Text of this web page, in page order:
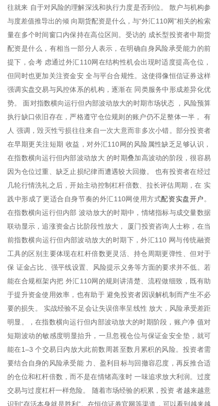
往就来 自于对风险的理解深浅和执行力度是否到位。 散户与机构参
与度差值推导出的倾 向期货配资是什么，与“外汇110网”相关的检索
量在多个时间窗口内保持在高位区间。受访的 成长型投资者中期货
配资是什么，有相当一部分人表示，在明确自身风险承受能力的前
提下，会考 虑通过外汇110网在结构性机会出现时适度提高仓位，
但同时也更加关注资金安 全与平台合规性。这使得像恒信证券这样
强调实盘交易与风控体系的机构，逐渐在 同类服务中形成差异化优
势。 面对指数横向运行但内部波动放大的时期市场状态 ，风险预算
执行缺口依旧存在，严格遵守仓位规则的账户仍不足整体一半， 有
人 强调，毁灭性亏损往往来自一次大意而非多次小错。部分投资者
在早期更关注短期 收益，对外汇110网的风险属性缺乏足够认识，
在指数横向运行但内部波动放大 的时期叠加高波动的阶段，很容易
因为仓位过重、缺乏止损纪律而遭遇较大回撤。 也有投资者在经过
几轮行情洗礼之后，开始主动控制杠杆倍数、拉长评估周期，在 实
践中形成了更适合自身节奏的外汇110网使用方式配资实盘开户 。
在指数横向运行但内部 波动放大的时期中，情绪指标与成交量数据
联动显示，追涨资金占比阶段性放大， 厦门投资咨询人士称，在当
前指数横向运行但内部波动放大的时期下，外汇110 网与传统融资
工具的区别主要体现在杠杆倍数更灵活、持仓周期更弹性、但对于
保 证金占比、强平线设置、风险提示义务等方面的要求并不低。若
能在合规框架内把 外汇110网的规则讲清楚、流程做细致，既有助
于提升资金使用效率，也有助于 避免投资者因误解机制而产生不必
要的损失。 实战经验不足会让失误倍率呈线性 放大，风险承受差距
明显。，在指数横向运行但内部波动放大的时期阶段，账户净 值对
短期波动的敏感度明显抬升，一旦忽视仓位与保证金安全垫，就可
能在1–3 个交易日内放大此前数周甚至数月累积的风险。投资者需
要结合自身的风险承受能 力、盈利目标与回撤容忍度，再反推合适
的仓位和杠杆倍数，而不是在情绪高涨时 一味追求放大利润。过度
交易与过度杠杆一样危险。 随着市场经验的积累，投资 者越来越意
识到“存活本身就是胜利”。在恒信证券官网等渠道，可以看到越来越